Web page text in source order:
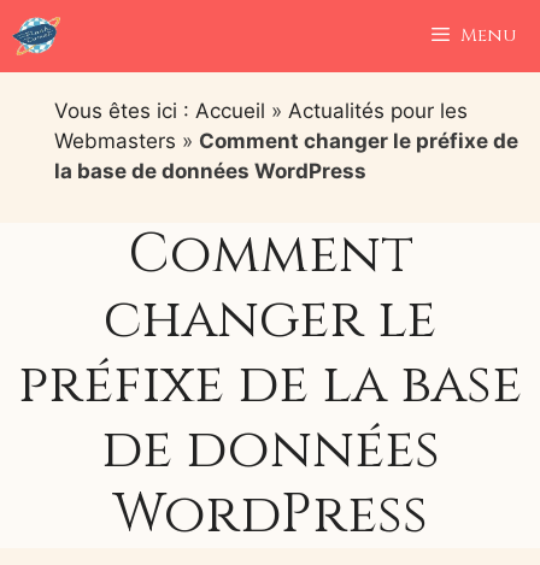
Aller
au
contenu
Menu
Vous êtes ici : Accueil » Actualités pour les
Webmasters » Comment changer le préfixe de
la base de données WordPress
Comment
changer le
préfixe de la base
de données
WordPress